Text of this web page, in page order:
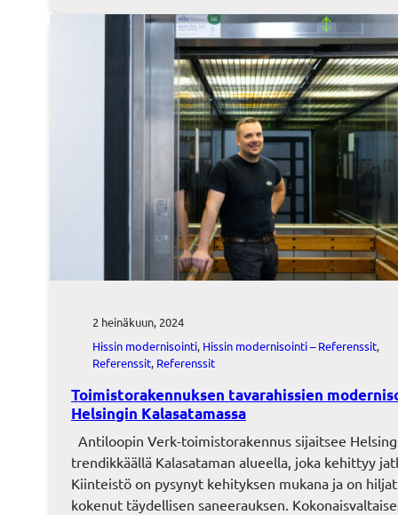
2 heinäkuun, 2024
Hissin modernisointi, Hissin modernisointi – Referenssit
Referenssit, Referenssit
Toimistorakennuksen tavarahissien
Helsingin Kalasatamassa
Antiloopin Verk-toimistorakennus sijaitsee
trendikkäällä Kalasataman alueella, joka kehittyy
Kiinteistö on pysynyt kehityksen mukana ja on
kokenut täydellisen saneerauksen.